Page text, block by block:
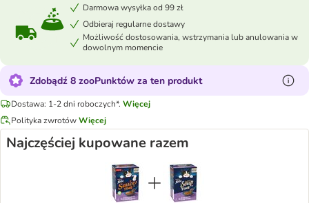
Darmowa wysyłka od 99 zł
Odbieraj regularne dostawy
Możliwość dostosowania, wstrzymania lub anulowania w
dowolnym momencie
Zdobądź 8 zooPunktów za ten produkt
Dostawa: 1-2 dni roboczych*. Więcej
Polityka zwrotówWięcej
Najczęściej kupowane razem